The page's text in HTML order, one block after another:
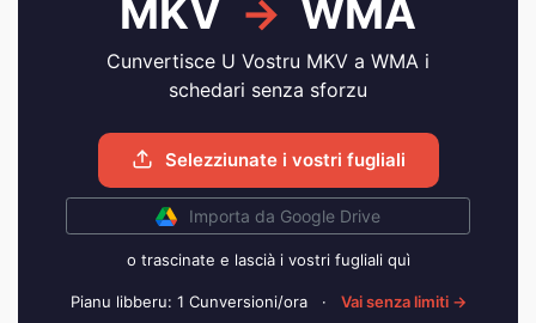
MKV → WMA
Cunvertisce U Vostru MKV a WMA i
schedari senza sforzu
Selezziunate i vostri fugliali
Importa da Google Drive
o trascinate e lascià i vostri fugliali quì
Pianu libberu: 1 Cunversioni/ora · Vai senza limiti →